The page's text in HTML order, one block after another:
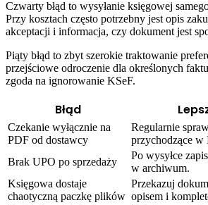
Czwarty błąd to wysyłanie księgowej
Przy kosztach często potrzebny jest opis
akceptacji i informacja, czy dokument jest
Piąty błąd to zbyt szerokie traktowanie
przejściowe odroczenie dla określonych
zgoda na ignorowanie KSeF.
Błąd
Czekanie wyłącznie na
PDF od dostawcy
Regularnie
przychodzące w
Brak UPO po sprzedaży
Po wysyłce
w archiwum.
Księgowa dostaje
chaotyczną paczkę plików
Przekazuj
opisem i